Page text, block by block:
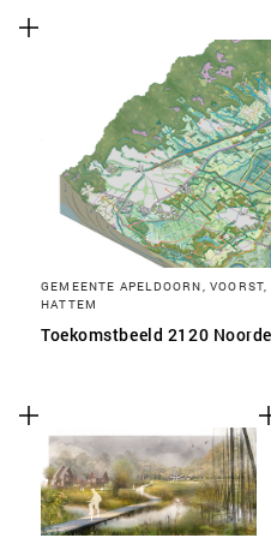
GEMEENTE APELDOORN,
HATTEM
Toekomstbeeld 2120